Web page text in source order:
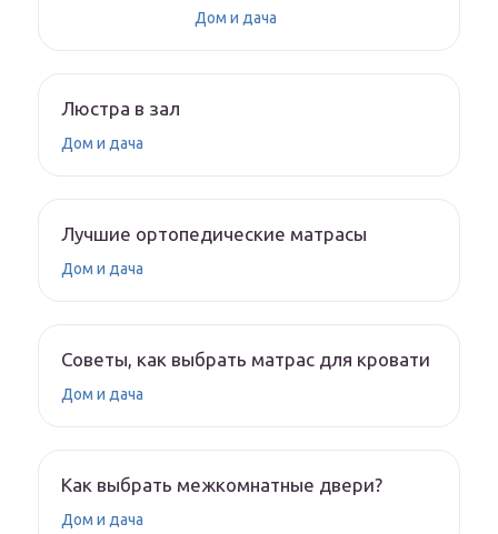
Дом и дача
Люстра в зал
Дом и дача
Лучшие ортопедические матрасы
Дом и дача
Советы, как выбрать матрас для кровати
Дом и дача
Как выбрать межкомнатные двери?
Дом и дача